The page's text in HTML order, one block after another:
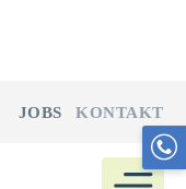
JOBS KONTAKT